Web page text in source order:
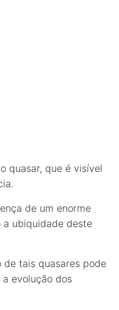
quasar, que é visível
de um enorme
a ubiquidade deste
tais quasares pode
evolução dos